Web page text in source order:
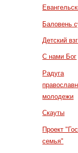
Баловень
Детский
С нами Бог
Радуга
молодежи
Скауты
Проект
семья"